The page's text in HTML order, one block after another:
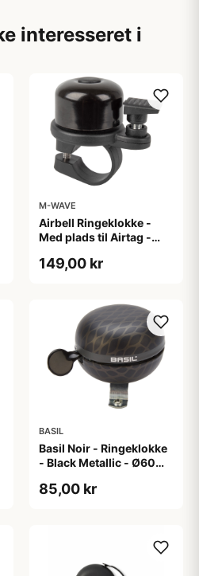
interesseret i
M-WAVE
Airbell Ringeklokke -
Med plads til Airtag -
149,00 kr
BASIL
Basil Noir - Ringeklokke
- Black Metallic - Ø60
85,00 kr